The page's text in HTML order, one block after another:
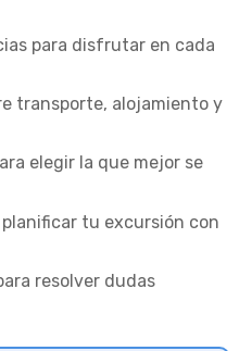
para disfrutar en cada
transporte, alojamiento y
elegir la que mejor se
tu excursión con
resolver dudas